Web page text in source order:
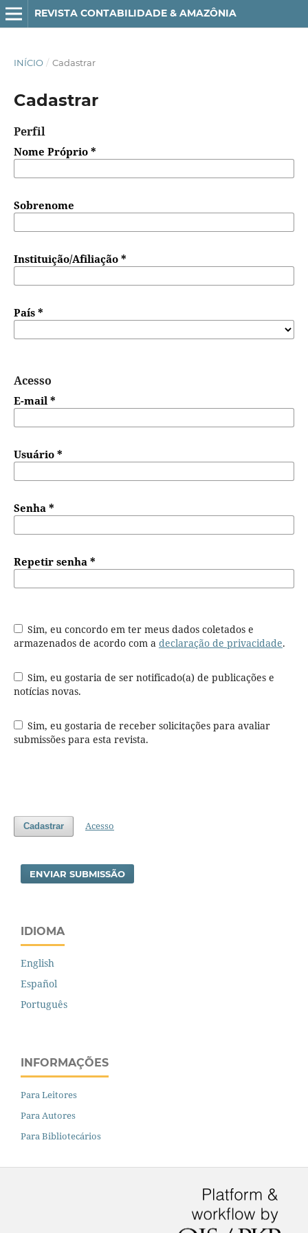
REVISTA CONTABILIDADE & AMAZÔNIA
INÍCIO / Cadastrar
Cadastrar
Perfil
Nome Próprio*
Sobrenome
Instituição/Afiliação*
País*
Acesso
E-mail*
Usuário*
Senha*
Repetir senha*
Sim, eu concordo em ter meus dados coletados e
armazenados de acordo com a declaração de privacidade.
Sim, eu gostaria de ser notificado(a) de publicações e
notícias novas.
Sim, eu gostaria de receber solicitações para avaliar
submissões para esta revista.
Cadastrar Acesso
ENVIAR SUBMISSÃO
IDIOMA
English
Español
Português
INFORMAÇÕES
Para Leitores
Para Autores
Para Bibliotecários